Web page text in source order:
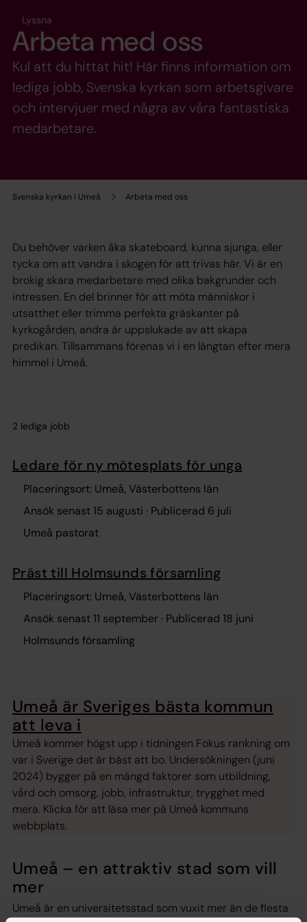
Svenska kyrkan i Umeå Arbeta med oss
Lyssna
Arbeta med oss
Kul att du hittat hit! Här finns information om
lediga jobb, Svenska kyrkan som arbetsgivare
och intervjuer med några av våra fantastiska
medarbetare.
Du behöver varken åka skateboard, kunna sjunga, eller
tycka om att vandra i skogen för att trivas här. Vi är en
brokig skara medarbetare med olika bakgrunder och
intressen. En del brinner för att möta människor i
utsatthet eller trimma perfekta gräskanter på
kyrkogården, andra är uppslukade av att skapa
predikan. Tillsammans förenas vi i en längtan efter mera
himmel i Umeå.
2 lediga jobb
Ledare för ny mötesplats för unga
Placeringsort: Umeå, Västerbottens län
Ansök senast 15 augusti · Publicerad 6 juli
Umeå pastorat
Präst till Holmsunds församling
Placeringsort: Umeå, Västerbottens län
Ansök senast 11 september · Publicerad 18 juni
Holmsunds församling
Umeå är Sveriges bästa kommun
att leva i
Umeå kommer högst upp i tidningen Fokus rankning om
var i Sverige det är bäst att bo. Undersökningen (juni
2024) bygger på en mängd faktorer som utbildning,
vård och omsorg, jobb, infrastruktur, trygghet med
mera. Klicka för att läsa mer på Umeå kommuns
webbplats.
Umeå – en attraktiv stad som vill
mer
Umeå är en universitetsstad som vuxit mer än de flesta